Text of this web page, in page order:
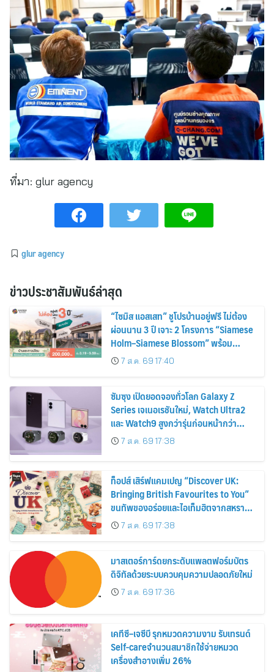
ที่มา: glur agency
glur agency
ข่าวประชาสัมพันธ์ล่าสุด
“ไซมิส แอสเสท” ชูโปรบ้านอยู่ฟรี ไม่ต้อง
ผ่อนนาน 3 ปี เจาะ 2 โครงการ “Siamese
Holm–Siamese Blossom” พร้อม
ส่วนลดและสิทธิพิเศษถึง 31 สิงหาคม
2569
7 ส.ค. 69 17:40
ซัมซุง เปิดยอดจองทั่วโลก Galaxy Z
Series เจเนอเรชันใหม่, Watch Ultra2
และ Watch9 สูงกว่ารุ่นก่อนหน้ากว่า
30%7 ส.ค. 69 17:38
ท็อปส์ เสิร์ฟแคมเปญ “Discover UK:
Bringing British Favourites to You”
ขนทัพของอร่อยและไอเท็มฮิตจากสหราช
อาณาจักร ส่งตรงถึงมือตั้งแต่วันนี้ – 18
สิงหาคมนี้
7 ส.ค. 69 17:38
มาสเตอร์การ์ดยกระดับแพลตฟอร์มบัตร
ดิจิทัลด้วยระบบควบคุมความปลอดภัยใหม่
7 ส.ค. 69 17:36
เคทีซี–เจซีบี รุกหมวดความงาม รับเทรนด์
Self-careจำนวนสมาชิกใช้จ่ายหมวด
เครื่องสำอางเพิ่ม 26%